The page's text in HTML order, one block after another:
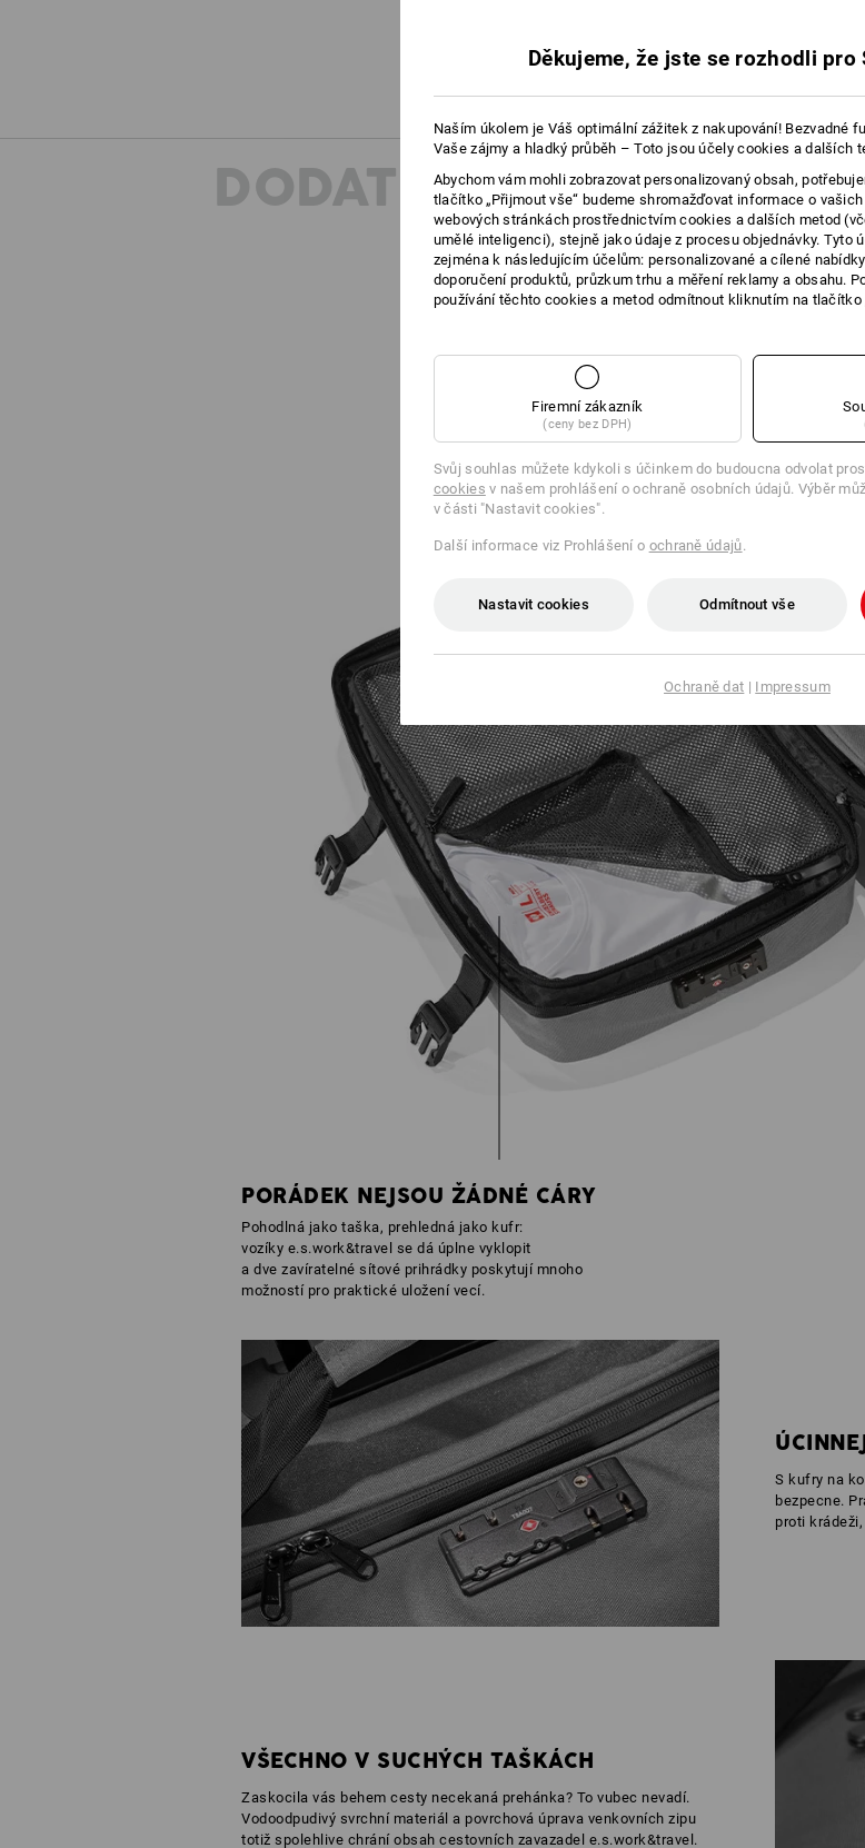
Podšívka 100%
Pokyny pro péči:
Neperte
Nečistěte
více
DODATEČNÉ
PORÁDEK NEJSOU ŽÁDNÉ CÁRY
Pohodlná jako taška, prehledná jako kufr:
vozíky e.s.work&travel se dá úplne vyklopit
a dve zavíratelné sítové prihrádky poskytují mnoho
možností pro praktické uložení vecí.
S kufry na
bezpecne.
proti
VŠECHNO V SUCHÝCH TAŠKÁCH
Zaskocila vás behem cesty necekaná prehánka? To vubec nevadí.
Vodoodpudivý svrchní materiál a povrchová úprava venkovních zipu
totiž spolehlive chrání obsah cestovních zavazadel e.s.work&travel.
Děkujeme, že jste se rozhodli pro
Naším úkolem je Váš optimální zážitek z nakupování! Bezvadné
Vaše zájmy a hladký průběh – Toto jsou účely cookies a dalších
Abychom vám mohli zobrazovat personalizovaný obsah,
tlačítko „Přijmout vše“ budeme shromažďovat informace o
webových stránkách prostřednictvím cookies a dalších metod
umělé inteligenci), stejně jako údaje z procesu objednávky. Tyto
zejména k následujícím účelům: personalizované a cílené
doporučení produktů, průzkum trhu a měření reklamy a obsahu.
používání těchto cookies a metod odmítnout kliknutím na tlačítko
Firemní zákazník
(ceny bez DPH)
Svůj souhlas můžete kdykoli s účinkem do budoucna odvolat
cookies v našem prohlášení o ochraně osobních údajů. Výběr
v části "Nastavit cookies".
Další informace viz Prohlášení o ochraně údajů.
Nastavit cookies Odmítnout vše
Ochraně dat | Impressum